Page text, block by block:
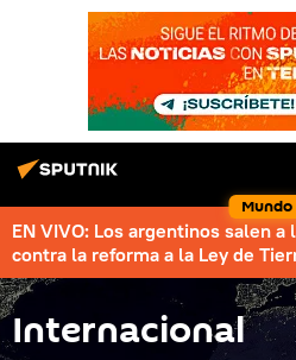
Mundo
EN VIVO: Los argentinos salen
contra la reforma a la Ley de
Internacional